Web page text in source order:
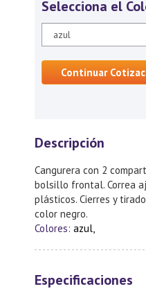
Selecciona el
Continuar
Descripción
Cangurera con 2
bolsillo frontal. Correa
plásticos. Cierres y
color negro.
Colores: azul,
Especificaciones